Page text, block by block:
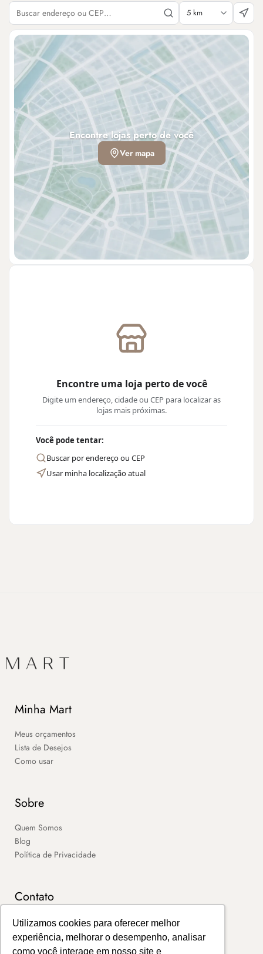
Utilizamos cookies para oferecer melhor
experiência, melhorar o desempenho, analisar
como você interage em nosso site e
Encontre uma loja perto de você
Digite um endereço, cidade ou CEP para localizar as
lojas mais próximas.
Você pode tentar:
Buscar por endereço ou CEP
Usar minha localização atual
Encontre lojas perto de você
Ver mapa
Minha Mart
Meus orçamentos
Lista de Desejos
Como usar
Sobre
Quem Somos
Blog
Política de Privacidade
Contato
SAC
Contato
Portal de Boletos